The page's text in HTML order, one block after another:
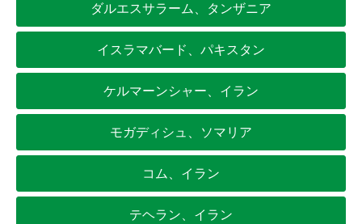
ダルエスサラーム、タンザニア
イスラマバード、パキスタン
ケルマーンシャー、イラン
モガディシュ、ソマリア
コム、イラン
テヘラン、イラン